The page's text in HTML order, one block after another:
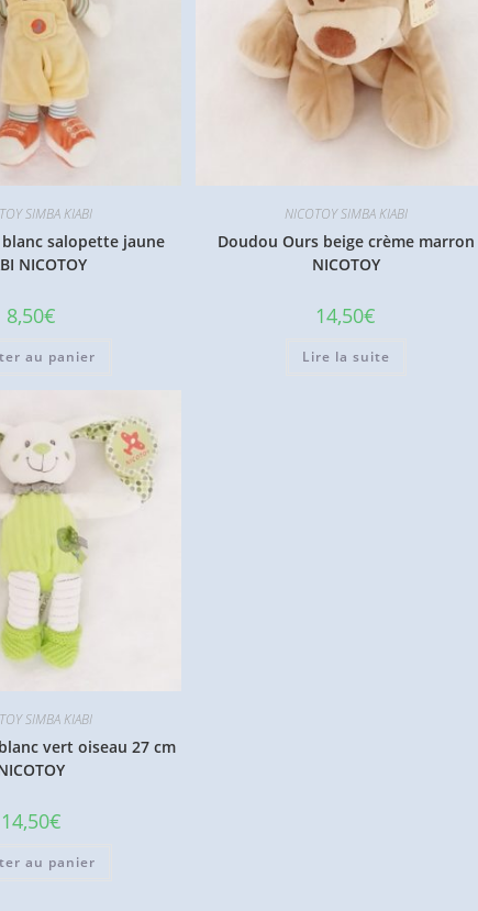
SIMBA KIABI
salopette jaune
NICOTOY
8,50€
au panier
NICOTOY SIMBA KIABI
Doudou Ours beige crème marron
NICOTOY
14,50€
Lire la suite
SIMBA KIABI
vert oiseau 27 cm
14,50€
au panier